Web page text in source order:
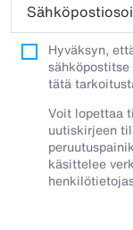
Hyväksyn,
tätä
Voit lopettaa
uutiskirjeen
käsittelee